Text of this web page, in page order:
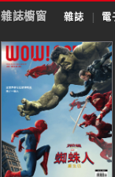
雜誌櫥窗 雜誌 | 電